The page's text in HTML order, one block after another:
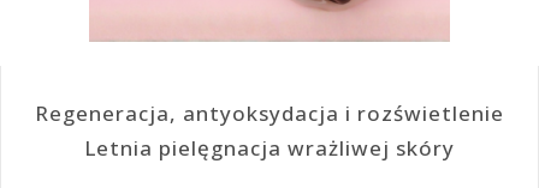
Regeneracja, antyoksydacja i rozświetlenie
Letnia pielęgnacja wrażliwej skóry